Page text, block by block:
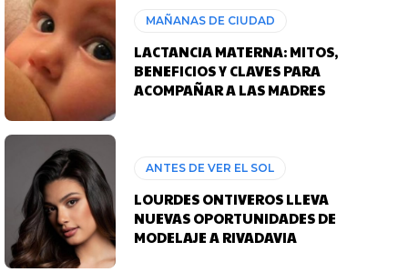
MAÑANAS DE CIUDAD
LACTANCIA MATERNA: MITOS,
BENEFICIOS Y CLAVES PARA
ACOMPAÑAR A LAS MADRES
ANTES DE VER EL SOL
LOURDES ONTIVEROS LLEVA
NUEVAS OPORTUNIDADES DE
MODELAJE A RIVADAVIA